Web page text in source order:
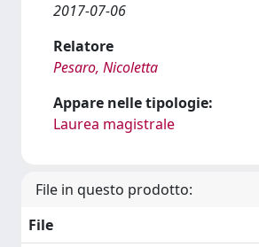
2017-07-06
Relatore
Pesaro, Nicoletta
Appare nelle tipologie:
Laurea magistrale
File in questo prodotto:
File